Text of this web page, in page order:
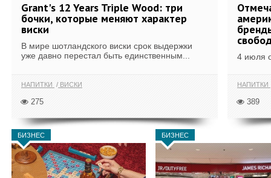
Grant's 12 Years Triple Wood: три
бочки, которые меняют характер
виски
В мире шотландского виски срок выдержки
уже давно перестал быть единственным...
НАПИТКИ ВИСКИ
275
4 июля
НАПИТКИ
389
БИЗНЕС БИЗНЕС